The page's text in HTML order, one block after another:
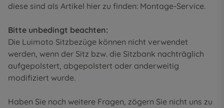
diese sind als Artikel hier zu finden: Montage-Service.
Bitte unbedingt beachten:
Die Luimoto Sitzbezüge können nicht verwendet
werden, wenn der Sitz bzw. die Sitzbank nachträglich
aufgepolstert, abgepolstert oder anderweitig
modifiziert wurde.
Haben Sie noch weitere Fragen, zögern Sie nicht uns zu